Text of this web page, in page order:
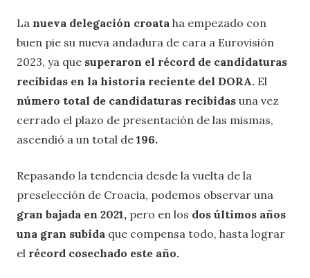
La nueva delegación croata ha empezado con
buen pie su nueva andadura de cara a Eurovisión
2023, ya que superaron el récord de candidaturas
recibidas en la historia reciente del DORA. El
número total de candidaturas recibidas una vez
cerrado el plazo de presentación de las mismas,
ascendió a un total de 196.
Repasando la tendencia desde la vuelta de la
preselección de Croacia, podemos observar una
gran bajada en 2021, pero en los dos últimos años
una gran subida que compensa todo, hasta lograr
el récord cosechado este año.